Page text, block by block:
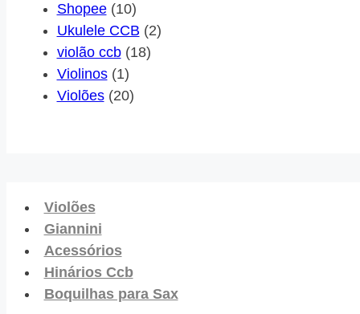
Shopee(10)
Ukulele CCB (2)
violão ccb(18)
Violinos(1)
Violões(20)
Violões
Giannini
Acessórios
Hinários Ccb
Boquilhas para Sax